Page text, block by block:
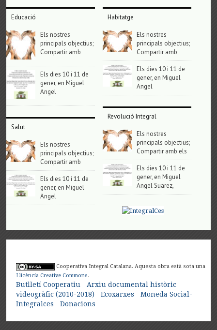
Educació
Els nostres
principals objectius;
Compartir amb
Els dies 10 i 11 de
gener, en Miguel
Angel
Salut
Els nostres
principals objectius;
Compartir amb
Els dies 10 i 11 de
gener, en Miguel
Angel
Habitatge
Els nostres
principals objectius;
Compartir amb
Els dies 10 i 11 de
gener, en Miguel
Angel
Revolució Integral
Els nostres
principals objectius;
Compartir amb els
Els dies 10 i 11 de
gener, en Miguel
Angel Suarez,
Cooperativa Integral Catalana. Aquesta obra està sota una
Llicència Creative Commons.
Butlletí Cooperatiu
Arxiu documental històric
videogràfic (2010-2018)
Ecoxarxes
Moneda Social-
Integralces
Donacions